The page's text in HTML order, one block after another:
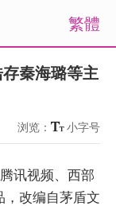
繁體
秦海璐等主
浏览： 小字号
讯视频、西部
，改编自茅盾文